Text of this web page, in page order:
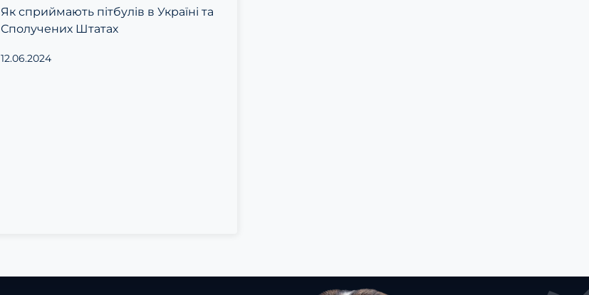
Як сприймають пітбулів в Україні та
Сполучених Штатах
12.06.2024